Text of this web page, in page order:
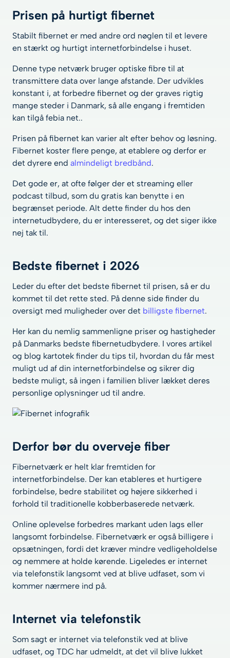
Prisen på hurtigt fibernet
Stabilt fibernet er med andre ord nøglen til et levere
en stærkt og hurtigt internetforbindelse i huset.
Denne type netværk bruger optiske fibre til at
transmittere data over lange afstande. Der udvikles
konstant i, at forbedre fibernet og der graves rigtig
mange steder i Danmark, så alle engang i fremtiden
kan tilgå febia net..
Prisen på fibernet kan varier alt efter behov og løsning.
Fibernet koster flere penge, at etablere og derfor er
det dyrere end almindeligt bredbånd.
Det gode er, at ofte følger der et streaming eller
podcast tilbud, som du gratis kan benytte i en
begrænset periode. Alt dette finder du hos den
internetudbydere, du er interesseret, og det siger ikke
nej tak til.
Bedste fibernet i 2026
Leder du efter det bedste fibernet til prisen, så er du
kommet til det rette sted. På denne side finder du
oversigt med muligheder over det billigste fibernet.
Her kan du nemlig sammenligne priser og hastigheder
på Danmarks bedste fibernetudbydere. I vores artikel
og blog kartotek finder du tips til, hvordan du får mest
muligt ud af din internetforbindelse og sikrer dig
bedste muligt, så ingen i familien bliver lækket deres
personlige oplysninger ud til andre.
Derfor bør du overveje fiber
Fibernetværk er helt klar fremtiden for
internetforbindelse. Der kan etableres et hurtigere
forbindelse, bedre stabilitet og højere sikkerhed i
forhold til traditionelle kobberbaserede netværk.
Online oplevelse forbedres markant uden lags eller
langsomt forbindelse. Fibernetværk er også billigere i
opsætningen, fordi det kræver mindre vedligeholdelse
og nemmere at holde kørende. Ligeledes er internet
via telefonstik langsomt ved at blive udfaset, som vi
kommer nærmere ind på.
Internet via telefonstik
Som sagt er internet via telefonstik ved at blive
udfaset, og TDC har udmeldt, at det vil blive lukket